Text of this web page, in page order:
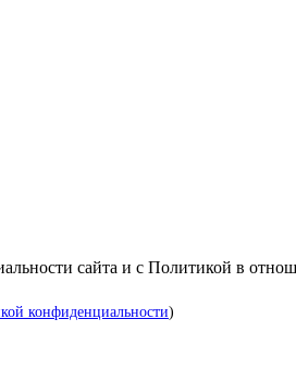
сайта и с Политикой в
конфиденциальности)